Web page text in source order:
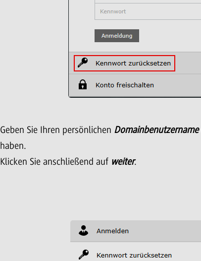
Geben Sie Ihren persönlichen Domainbenutzername
haben.
Klicken Sie anschließend auf weiter.